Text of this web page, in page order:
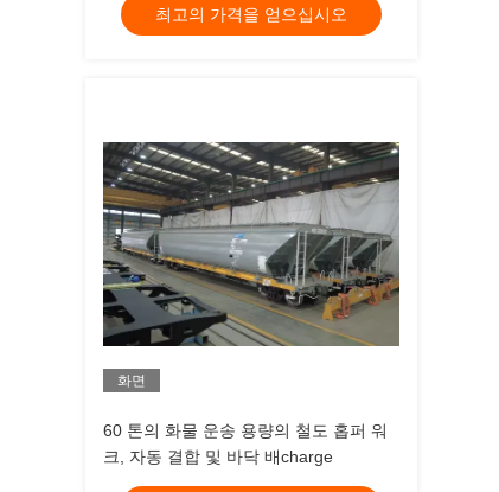
함하여 대량 화물 배달을 보장합니다.
최고의 가격을 얻으십시오
화면
60 톤의 화물 운송 용량의 철도 홉퍼 워
크, 자동 결합 및 바닥 배charge